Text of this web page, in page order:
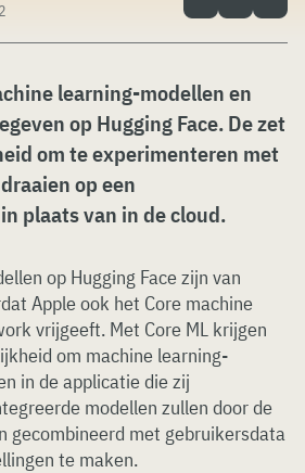
learning-modellen en
op Hugging Face. De zet
om te experimenteren met
op een
plaats van in de cloud.
op Hugging Face zijn van
Apple ook het Core machine
vrijgeeft. Met Core ML krijgen
om machine learning-
in de applicatie die zij
modellen zullen door de
gecombineerd met gebruikersdata
te maken.